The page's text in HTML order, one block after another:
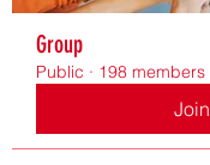
Group
Public · 198 members
Join